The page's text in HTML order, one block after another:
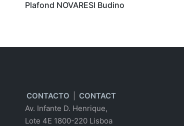
Plafond NOVARESI Budino
CONTACTO
CONTACT
Av. Infante D. Henrique,
Lote 4E 1800-220 Lisboa